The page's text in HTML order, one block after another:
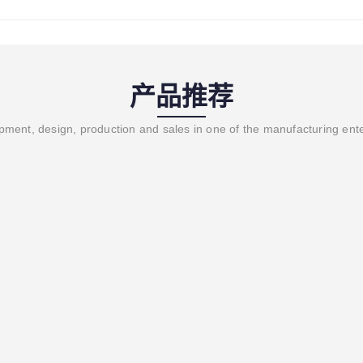
产品推荐
design, production and sales in one of the manufacturing